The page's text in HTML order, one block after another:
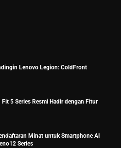
Lenovo Legion: ColdFront
Fit 5 Series Resmi Hadir dengan Fitur
Minat untuk Smartphone AI
Series